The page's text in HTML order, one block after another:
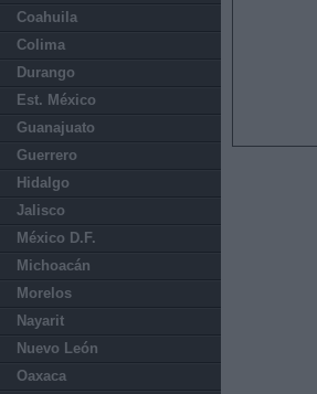
Coahuila
Colima
Durango
Est. México
Guanajuato
Guerrero
Hidalgo
Jalisco
México D.F.
Michoacán
Morelos
Nayarit
Nuevo León
Oaxaca